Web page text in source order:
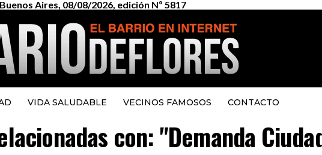
Buenos Aires, 08/08/2026, edición Nº 5817
VIDA SALUDABLE VECINOS FAMOSOS CONTACTO
con: "Demanda